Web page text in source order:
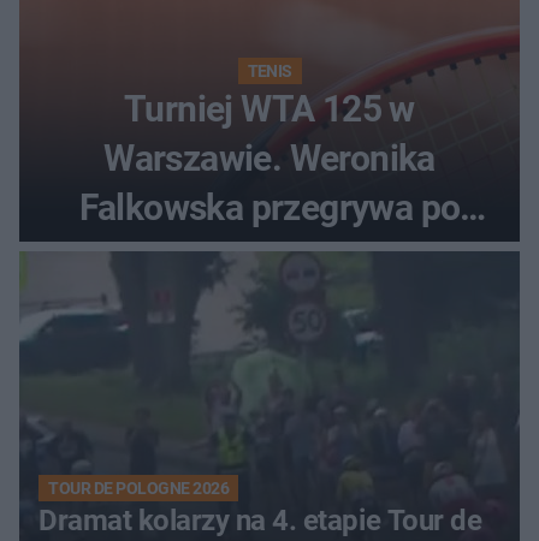
TENIS
Turniej WTA 125 w
Warszawie. Weronika
Falkowska przegrywa po
zaciętym boju
TOUR DE POLOGNE 2026
Dramat kolarzy na 4. etapie Tour de